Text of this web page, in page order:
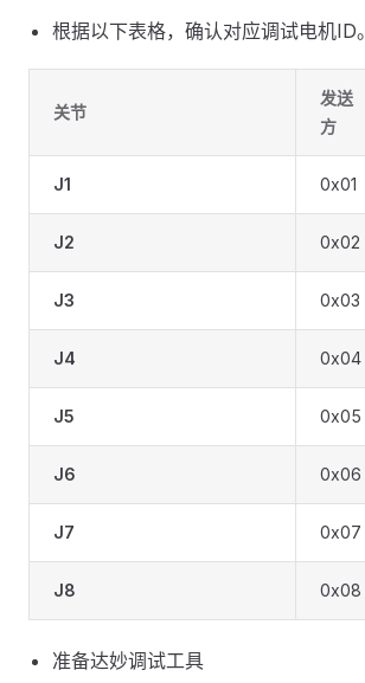
根据以下表格，确认对应调试电机ID。
关节
发送
方
J1 0x01
J2 0x02
J3 0x03
J4 0x04
J5 0x05
J6 0x06
J7 0x07
J8 0x08
准备达妙调试工具